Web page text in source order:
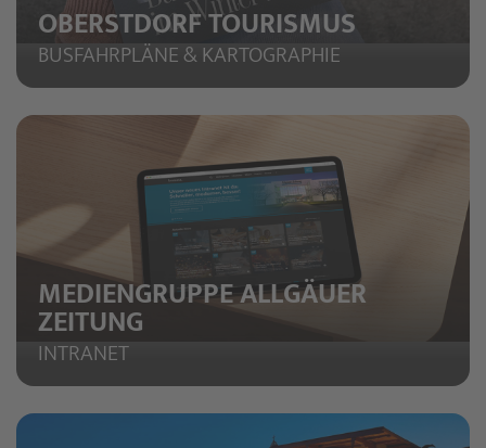
OBERSTDORF TOURISMUS
BUSFAHRPLÄNE & KARTOGRAPHIE
MEDIENGRUPPE ALLGÄUER
ZEITUNG
INTRANET